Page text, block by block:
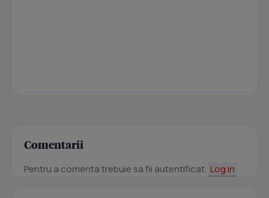
Comentarii
Pentru a comenta trebuie sa fii autentificat. Log in